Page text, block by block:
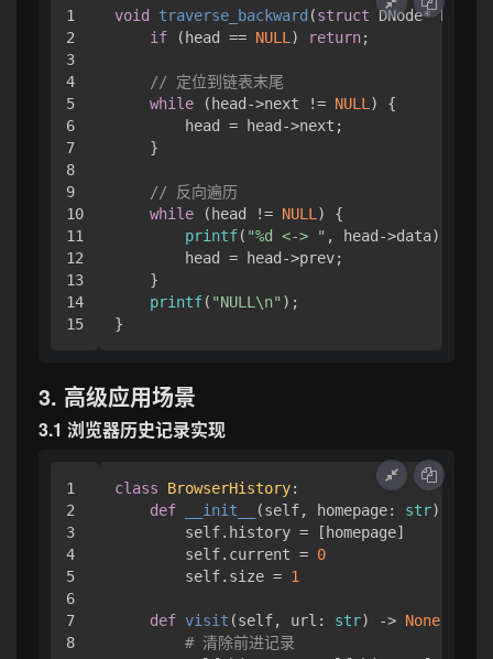
1
2
3
4
5
6
7
8
9
10
11
12
13
14
void traverse_backward (struct DNode* head)
if (head == NULL) return;
// 定位到链表末尾
while (head->next != NULL) {
        head = head->next;
    }
// 反向遍历
while (head != NULL) {
printf( "%d <-> " , head->data);
        head = head->prev;
    }
printf( "NULL\n" );
3. 高级应用场景
3.1 浏览器历史记录实现
1
2
3
4
5
6
7
8
class BrowserHistory:
def
__init__ (self, homepage: str):
        self.history = [homepage]
        self.current =
0
        self.size =
1
def visit (self, url: str) -> None
# 清除前进记录